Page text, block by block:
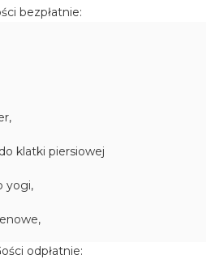
bezpłatnie:
klatki piersiowej
yogi,
odpłatnie: